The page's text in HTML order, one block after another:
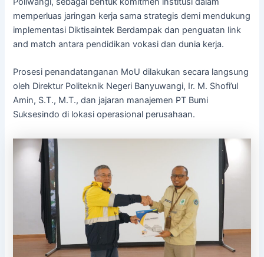
memperluas jaringan kerja sama strategis demi mendukung
implementasi Diktisaintek Berdampak dan penguatan link
and match antara pendidikan vokasi dan dunia kerja.
Prosesi penandatanganan MoU dilakukan secara langsung
oleh Direktur Politeknik Negeri Banyuwangi, Ir. M. Shofi’ul
Amin, S.T., M.T., dan jajaran manajemen PT Bumi
Suksesindo di lokasi operasional perusahaan.